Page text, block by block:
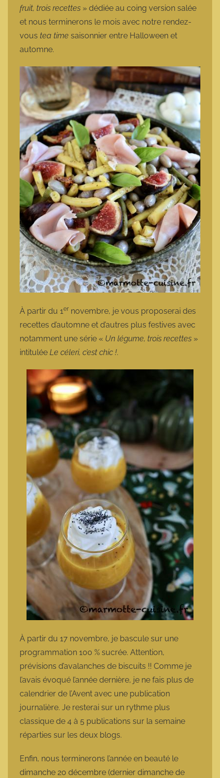
fruit, trois recettes » dédiée au coing version salée
et nous terminerons le mois avec notre rendez-
vous tea time saisonnier entre Halloween et
automne.
À partir du 1er novembre, je vous proposerai des
recettes d’automne et d’autres plus festives avec
notamment une série « Un légume, trois recettes »
intitulée Le céleri, c’est chic !.
À partir du 17 novembre, je bascule sur une
programmation 100 % sucrée. Attention,
prévisions d’avalanches de biscuits !! Comme je
l’avais évoqué l’année dernière, je ne fais plus de
calendrier de l’Avent avec une publication
journalière. Je resterai sur un rythme plus
classique de 4 à 5 publications sur la semaine
réparties sur les deux blogs.
Enfin, nous terminerons l’année en beauté le
dimanche 20 décembre (dernier dimanche de